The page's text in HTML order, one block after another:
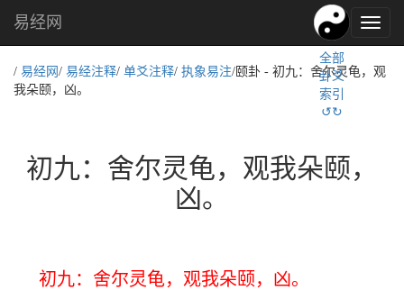
易
经
化,
易经网
全部
卦爻
索引
↺↻
/ 易经网 / 易经注释/ 单爻注释/ 执象易注/颐卦 - 初九：舍尔灵龟，观
我朵颐，凶。
初九：舍尔灵龟，观我朵颐，
凶。
初九：舍尔灵龟，观我朵颐，凶。